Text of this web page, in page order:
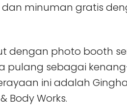
minuman gratis
dengan photo booth
pulang sebagai
ini adalah
Body Works.